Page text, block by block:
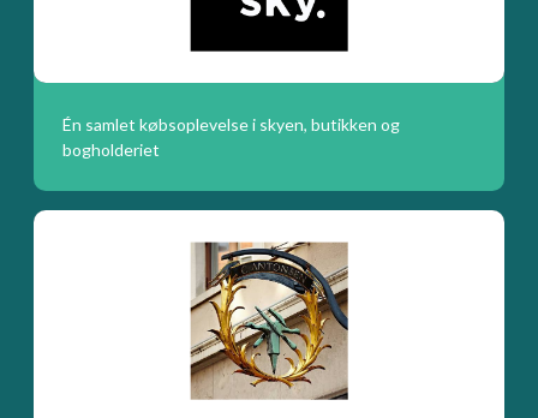
Én samlet købsoplevelse i skyen, butikken og
bogholderiet